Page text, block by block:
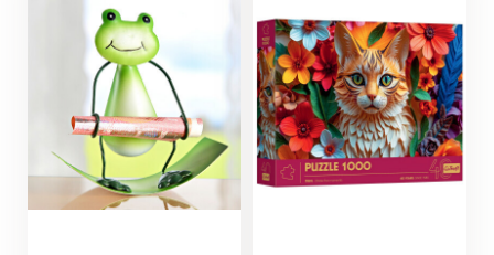
stěnu domu, garážová
vrata nebo zahradní
domek.